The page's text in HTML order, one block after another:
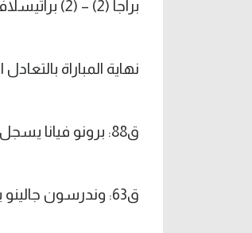
براجا (2) – (2) براتيسلافا
نهاية المباراة
ق88: برونو فيانا يسجل بالخطأ في مرماه ليدرك التعادل لبراتيسلافا.
ق63: وندرسون جالينو يسجل الهدف الثاني لبراجا.